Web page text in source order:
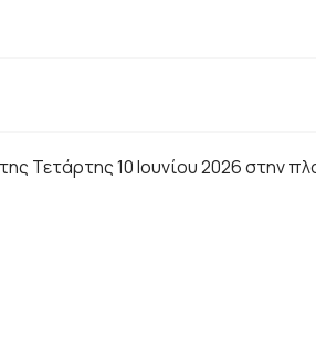
Τετάρτης 10 Ιουνίου 2026 στην